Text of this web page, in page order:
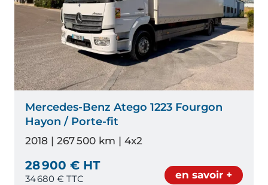
Mercedes-Benz Atego 1223 Fourgon
Hayon / Porte-fit
2018 | 267 500 km | 4x2
28 900 € HT
34 680 € TTC en savoir +